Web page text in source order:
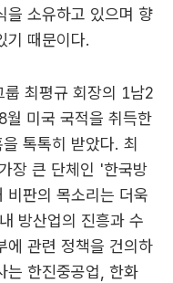
을 소유하고 있으며 향
기 때문이다.
최평규 회장의 1남2
월 미국 국적을 취득한
톡톡히 받았다. 최
장 큰 단체인 '한국방
비판의 목소리는 더욱
방산업의 진흥과 수
에 관련 정책을 건의하
는 한진중공업, 한화